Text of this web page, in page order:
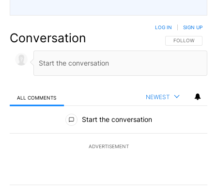
Conversation FOLLOW THIS
FOLLOW
LOG IN SIGN UP
ALL COMMENTS NEWEST
All Comments
Start the conversation
ADVERTISEMENT